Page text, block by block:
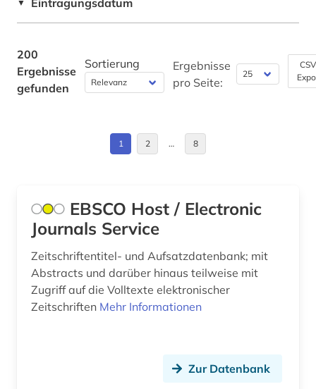
dissertation (1)
elektronik (1)
elektronische bibliothek (1)
elektronische zeitschrift (3)
elektrotechnik (1)
englisch (1)
entwicklung (1)
Großbritannien (7)
Italien (3)
Makedonien (1)
Moldawien (1)
Niederlande (1)
Norwegen (2)
▼ Eintragungsdatum
200
Ergebnisse
gefunden
Sortierung
Ergebnisse
pro Seite:
1 2 … 8
EBSCO Host / Electronic
Journals Service
Zeitschriftentitel- und Aufsatzdatenbank; mit
Abstracts und darüber hinaus teilweise mit
Zugriff auf die Volltexte elektronischer
Zeitschriften Mehr Informationen
Zur Datenbank